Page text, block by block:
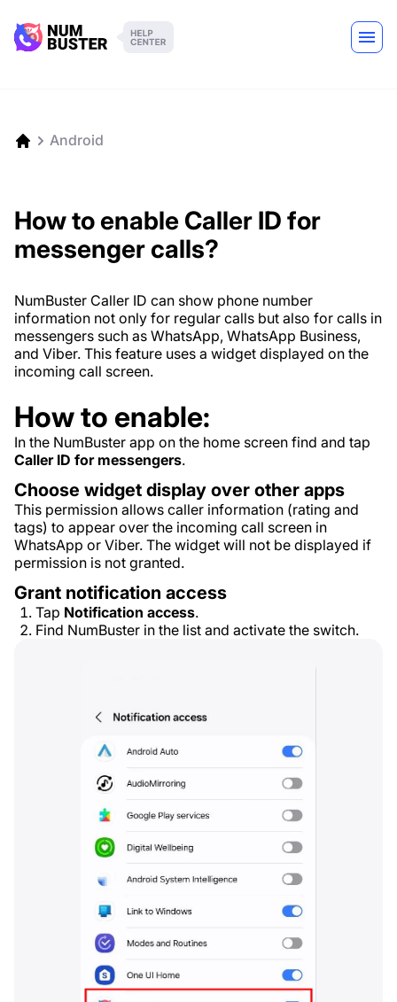
Android
How to enable Caller ID for
messenger calls?
NumBuster Caller ID can show phone number
information not only for regular calls but also for calls in
messengers such as WhatsApp, WhatsApp Business,
and Viber. This feature uses a widget displayed on the
incoming call screen.
How to enable:
In the NumBuster app on the home screen find and tap
Caller ID for messengers.
Choose widget display over other apps
This permission allows caller information (rating and
tags) to appear over the incoming call screen in
WhatsApp or Viber. The widget will not be displayed if
permission is not granted.
Grant notification access
Tap Notification access.
Find NumBuster in the list and activate the switch.